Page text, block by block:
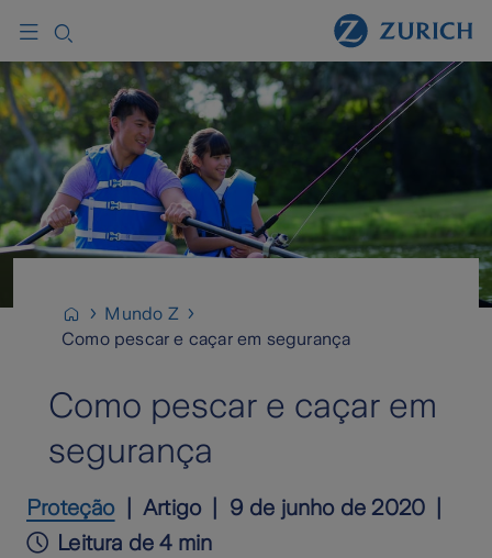
Mundo Z
Como pescar e caçar em segurança
Como pescar e caçar em
segurança
Proteção Artigo
9 de junho de 2020
Leitura de 4 min